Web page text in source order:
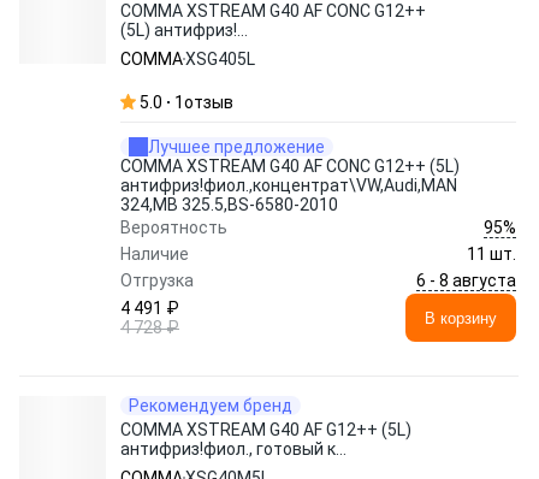
COMMA XSTREAM G40 AF CONC G12++
(5L) антифриз!
фиол.,концентрат\VW,Audi,MAN 324,MB
325.5,BS-6580-2010
COMMAXSG405L
5.0 1отзыв
Лучшее предложение
COMMA XSTREAM G40 AF CONC G12++ (5L)
антифриз!фиол.,концентрат\VW,Audi,MAN
324,MB 325.5,BS-6580-2010
Вероятность
95%
Наличие
11 шт.
Отгрузка
6 - 8 августа
4 491 ₽
4 728 ₽
В корзину
Рекомендуем бренд
COMMA XSTREAM G40 AF G12++ (5L)
антифриз!фиол., готовый к
использов.\VW,Audi,MAN 324,MB 325.5